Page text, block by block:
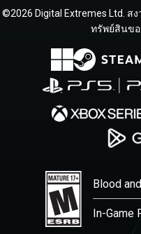
©2026 Digital Extremes Ltd.
ทรัพย์สินขอ
Blood
In-Game